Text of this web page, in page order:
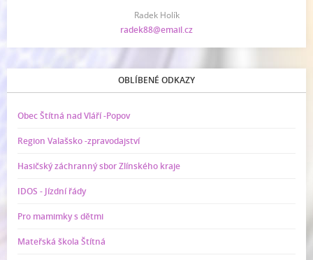
Radek Holík
radek88@email.cz
OBLÍBENÉ ODKAZY
Obec Štítná nad Vláří -Popov
Region Valašsko -zpravodajství
Hasičský záchranný sbor Zlínského kraje
IDOS - Jízdní řády
Pro mamimky s dětmi
Mateřská škola Štítná